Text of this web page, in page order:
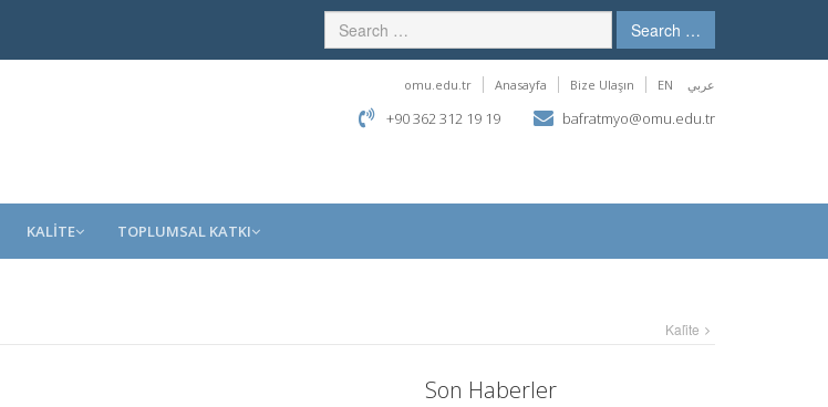
Search …
omu.edu.tr Anasayfa Bize Ulaşın EN عربي
+90 362 312 19 19 bafratmyo@omu.edu.tr
KALİTE TOPLUMSAL KATKI
Kali̇te
Son Haberler